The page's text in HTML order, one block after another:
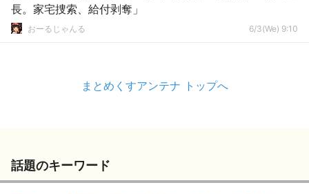
長。家宅捜索、給付剥奪」
おーるじゃんる 6/3(We) 9:10
まとめくすアンテナ トップへ
話題のキーワード